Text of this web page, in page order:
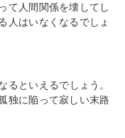
て人間関係を壊してし
人はいなくなるでしょ
るといえるでしょう。
独に陥って寂しい末路